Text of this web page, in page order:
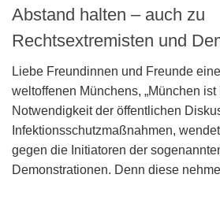
Abstand halten – auch zu
Rechtsextremisten und
Liebe Freundinnen und Freunde
weltoffenen Münchens, „München ist
Notwendigkeit der öffentlichen
Infektionsschutzmaßnahmen,
gegen die Initiatoren der
Demonstrationen. Denn diese